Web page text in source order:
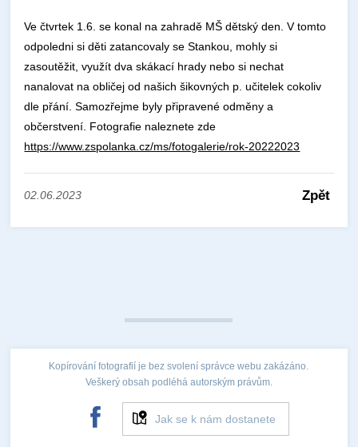
Ve čtvrtek 1.6. se konal na zahradě MŠ dětský den. V tomto
odpoledni si děti zatancovaly se Stankou, mohly si
zasoutěžit, využít dva skákací hrady nebo si nechat
nanalovat na obličej od našich šikovných p. učitelek cokoliv
dle přání. Samozřejme byly připravené odměny a
občerstvení. Fotografie naleznete zde
https://www.zspolanka.cz/ms/fotogalerie/rok-20222023
02.06.2023 Zpět
Kopírování fotografií je bez svolení správce webu zakázáno.
Veškerý obsah podléhá autorským právům.
Jak se k nám dostanete